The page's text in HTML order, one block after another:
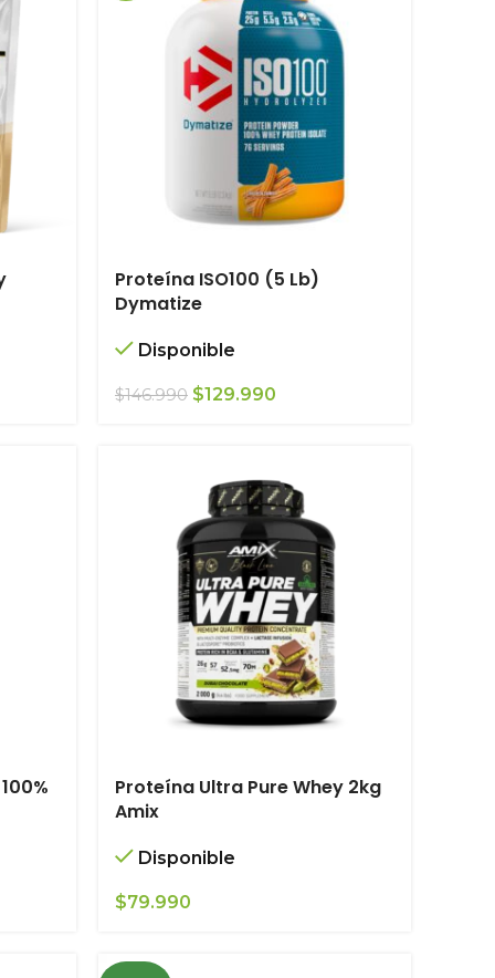
Proteína ISO100 (5 Lb)
Dymatize
Disponible
$146.990 El
$146.990.
$129.990
$129.990.
Proteína Ultra Pure Whey 2kg
Amix
Disponible
$79.990